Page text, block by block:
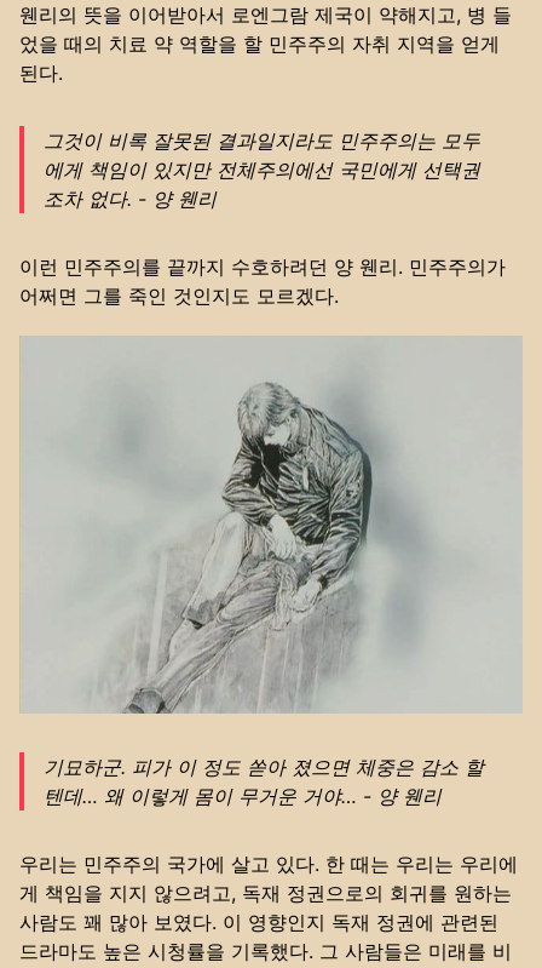
웬리의 뜻을 이어받아서 로엔그람 제국이 약해지고, 병 들
었을 때의 치료 약 역할을 할 민주주의 자취 지역을 얻게
된다.
그것이 비록 잘못된 결과일지라도 민주주의는 모두
에게 책임이 있지만 전체주의에선 국민에게 선택권
조차 없다. - 양 웬리
이런 민주주의를 끝까지 수호하려던 양 웬리. 민주주의가
어쩌면 그를 죽인 것인지도 모르겠다.
기묘하군. 피가 이 정도 쏟아 졌으면 체중은 감소 할
텐데… 왜 이렇게 몸이 무거운 거야… - 양 웬리
우리는 민주주의 국가에 살고 있다. 한 때는 우리는 우리에
게 책임을 지지 않으려고, 독재 정권으로의 회귀를 원하는
사람도 꽤 많아 보였다. 이 영향인지 독재 정권에 관련된
드라마도 높은 시청률을 기록했다. 그 사람들은 미래를 비